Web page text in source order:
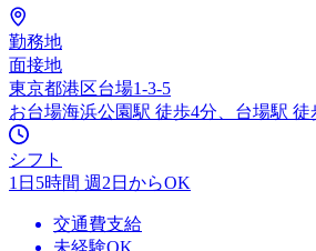
勤務地
面接地
東京都港区台場1-3-5
お台場海浜公園駅 徒歩4分、台場駅 徒
シフト
1日5時間 週2日からOK
交通費支給
未経験OK